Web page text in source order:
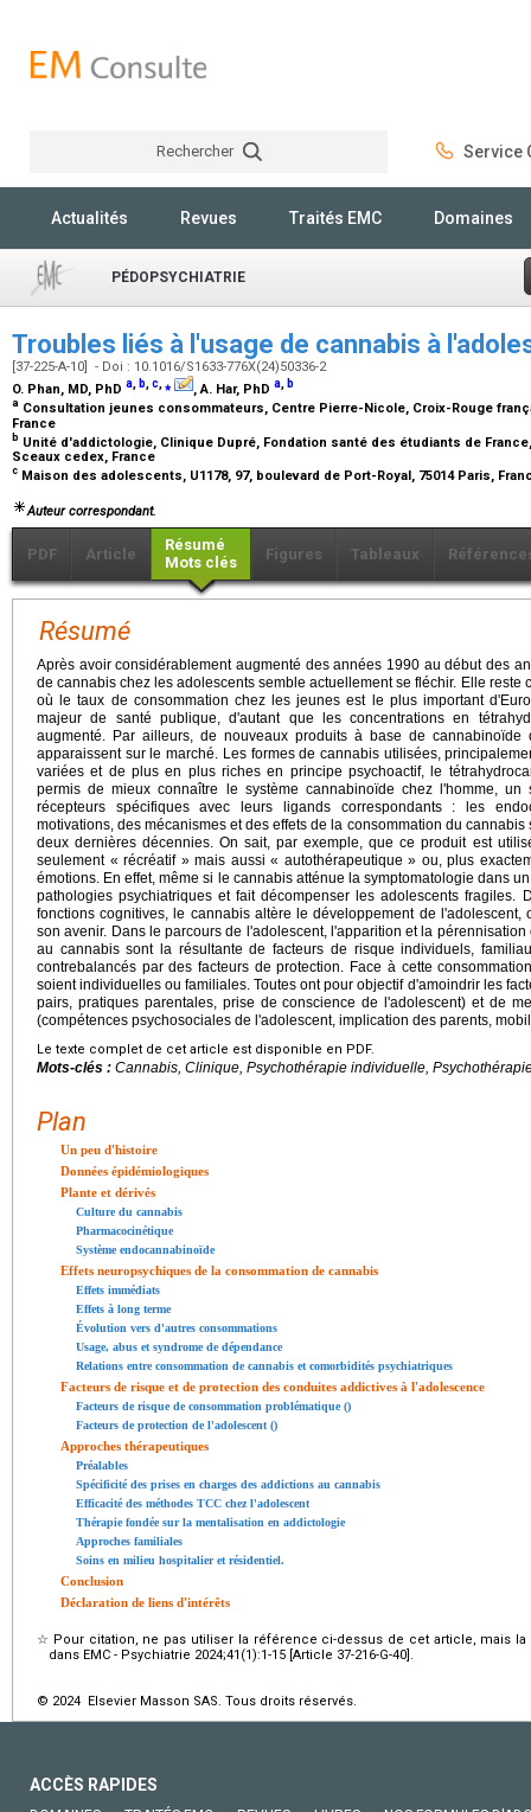
Rechercher Service
Actualités Revues Traités EMC Domaines
PÉDOPSYCHIATRIE
Troubles liés à l'usage de cannabis à
[37-225-A-10] - Doi : 10.1016/S1633-776X(24)50336-2
O. Phan, MD, PhD a, b,c,⁎ , A. Har, PhD a, b
a Consultation jeunes consommateurs, Centre Pierre-Nicole, Croix-Rouge
France
b Unité d'addictologie, Clinique Dupré, Fondation santé des étudiants de France,
Sceaux cedex, France
c Maison des adolescents, U1178, 97, boulevard de Port-Royal, 75014 Paris,
Auteur correspondant.
PDF Article
Résumé
Mots clés
Figures Tableaux
Résumé
Après avoir considérablement augmenté des années 1990 au début des
de cannabis chez les adolescents semble actuellement se fléchir. Elle reste
où le taux de consommation chez les jeunes est le plus important
majeur de santé publique, d'autant que les concentrations en
augmenté. Par ailleurs, de nouveaux produits à base de cannabinoïde
apparaissent sur le marché. Les formes de cannabis utilisées,
variées et de plus en plus riches en principe psychoactif, le
permis de mieux connaître le système cannabinoïde chez l'homme,
récepteurs spécifiques avec leurs ligands correspondants : les
motivations, des mécanismes et des effets de la consommation du
deux dernières décennies. On sait, par exemple, que ce produit est
seulement « récréatif » mais aussi « autothérapeutique » ou, plus
émotions. En effet, même si le cannabis atténue la symptomatologie dans
pathologies psychiatriques et fait décompenser les adolescents fragiles.
fonctions cognitives, le cannabis altère le développement de
son avenir. Dans le parcours de l'adolescent, l'apparition et la
au cannabis sont la résultante de facteurs de risque individuels,
contrebalancés par des facteurs de protection. Face à cette
soient individuelles ou familiales. Toutes ont pour objectif d'amoindrir les
pairs, pratiques parentales, prise de conscience de l'adolescent) et de
(compétences psychosociales de l'adolescent, implication des parents,
Le texte complet de cet article est disponible en PDF.
Mots-clés : Cannabis, Clinique, Psychothérapie individuelle,
Plan
Un peu d'histoire
Données épidémiologiques
Plante et dérivés
Culture du cannabis
Pharmacocinétique
Système endocannabinoïde
Effets neuropsychiques de la consommation de cannabis
Effets immédiats
Effets à long terme
Évolution vers d'autres consommations
Usage, abus et syndrome de dépendance
Relations entre consommation de cannabis et comorbidités psychiatriques
Facteurs de risque et de protection des conduites addictives à l'adolescence
Facteurs de risque de consommation problématique ()
Facteurs de protection de l'adolescent ()
Approches thérapeutiques
Préalables
Spécificité des prises en charges des addictions au cannabis
Efficacité des méthodes TCC chez l'adolescent
Thérapie fondée sur la mentalisation en addictologie
Approches familiales
Soins en milieu hospitalier et résidentiel.
Conclusion
Déclaration de liens d'intérêts
☆ Pour citation, ne pas utiliser la référence ci-dessus de cet article, mais
dans EMC - Psychiatrie 2024;41(1):1-15 [Article 37-216-G-40].
© 2024 Elsevier Masson SAS. Tous droits réservés.
ACCÈS RAPIDES